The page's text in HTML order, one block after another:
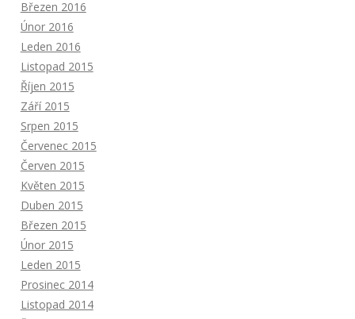
Březen 2016
Únor 2016
Leden 2016
Listopad 2015
Říjen 2015
Září 2015
Srpen 2015
Červenec 2015
Červen 2015
Květen 2015
Duben 2015
Březen 2015
Únor 2015
Leden 2015
Prosinec 2014
Listopad 2014